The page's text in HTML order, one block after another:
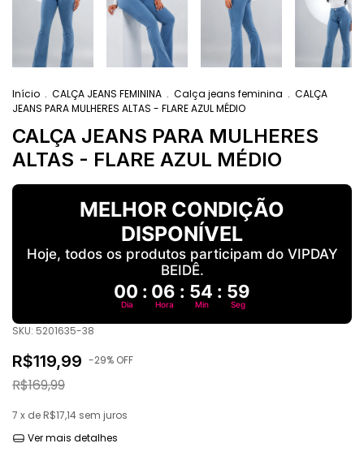
Início . CALÇA JEANS FEMININA . Calça jeans feminina . CALÇA
JEANS PARA MULHERES ALTAS - FLARE AZUL MÉDIO
CALÇA JEANS PARA MULHERES
ALTAS - FLARE AZUL MÉDIO
MELHOR CONDIÇÃO
DISPONÍVEL
Hoje, todos os produtos participam do VIPDAY
BEIDÊ.
00 : 06 : 54 : 58
Dia Hora Min Seg
SKU: 5201635-38
R$119,99 -29% OFF
R$169,99
7 x de R$17,14 sem juros
Ver mais detalhes